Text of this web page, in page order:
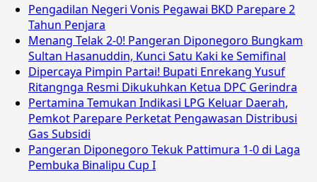
Pengadilan Negeri Vonis Pegawai BKD Parepare 2
Tahun Penjara
Menang Telak 2-0! Pangeran Diponegoro Bungkam
Sultan Hasanuddin, Kunci Satu Kaki ke Semifinal
Dipercaya Pimpin Partai! Bupati Enrekang Yusuf
Ritangnga Resmi Dikukuhkan Ketua DPC Gerindra
Pertamina Temukan Indikasi LPG Keluar Daerah,
Pemkot Parepare Perketat Pengawasan Distribusi
Gas Subsidi
Pangeran Diponegoro Tekuk Pattimura 1-0 di Laga
Pembuka Binalipu Cup I